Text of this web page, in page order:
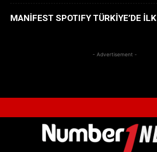
MANİFEST SPOTIFY TÜRKİYE’DE
- Advertisement -